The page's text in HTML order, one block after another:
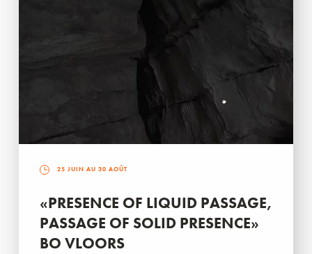
25 JUIN AU 30 AOÛT
«PRESENCE OF LIQUID PASSAGE,
PASSAGE OF SOLID PRESENCE»
BO VLOORS